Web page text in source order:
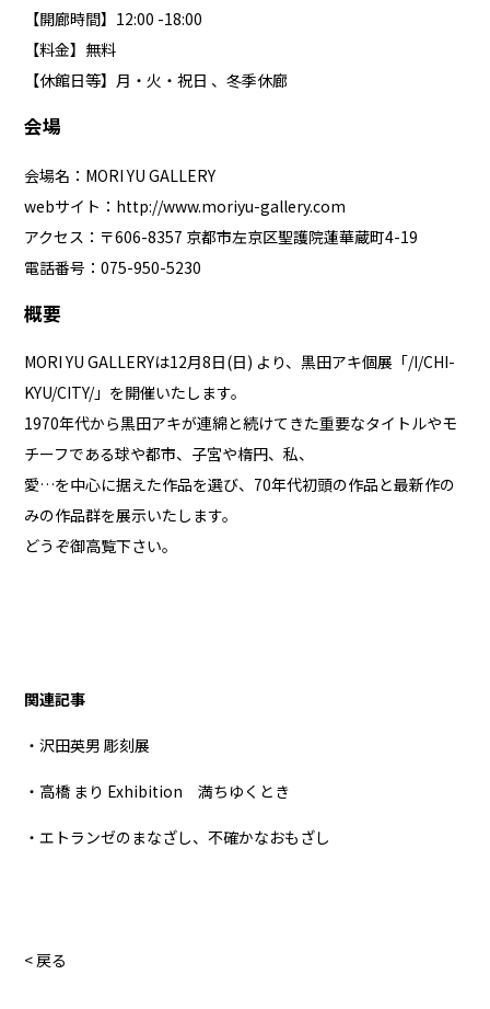
【開廊時間】12:00 -18:00
【料金】無料
【休館日等】月・火・祝日 、冬季休廊
会場
会場名：MORI YU GALLERY
webサイト： http://www.moriyu-gallery.com
アクセス：〒606-8357 京都市左京区聖護院蓮華蔵町4-19
電話番号：075-950-5230
概要
MORI YU GALLERYは12月8日(日) より、黒田アキ個展「/I/CHI-
KYU/CITY/」を開催いたします。
1970年代から黒田アキが連綿と続けてきた重要なタイトルやモ
チーフである球や都市、子宮や楕円、私、
愛…を中心に据えた作品を選び、70年代初頭の作品と最新作の
みの作品群を展示いたします。
どうぞ御高覧下さい。
関連記事
・沢田英男 彫刻展
・高橋 まり Exhibition 満ちゆくとき
・エトランゼのまなざし、不確かなおもざし
< 戻る